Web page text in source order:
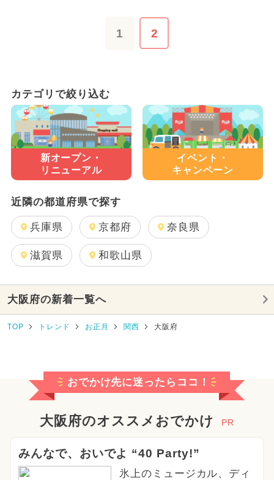
1 2
カテゴリで絞り込む
新オープン・
リニューアル
イベント・
キャンペーン
近隣の都道府県で探す
兵庫県 京都府 奈良県
滋賀県 和歌山県
大阪府の新着一覧へ
TOP トレンド お正月 関西 大阪府
おでかけ先に迷ったらココ！
大阪府のオススメおでかけ PR
みんなで、おいでよ “40 Party!”
氷上のミュージカル、ディ